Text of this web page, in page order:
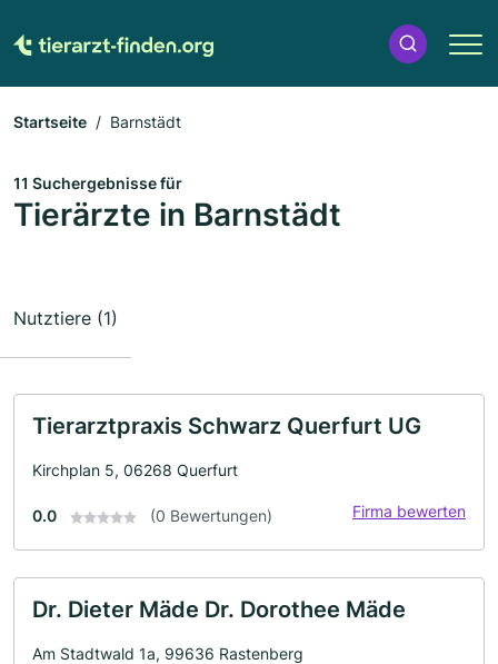
Startseite Barnstädt
11 Suchergebnisse für
Tierärzte in Barnstädt
Nutztiere (1)
Tierarztpraxis Schwarz Querfurt UG
Kirchplan 5, 06268 Querfurt
0.0 (0 Bewertungen) Firma bewerten
Dr. Dieter Mäde Dr. Dorothee Mäde
Am Stadtwald 1a, 99636 Rastenberg